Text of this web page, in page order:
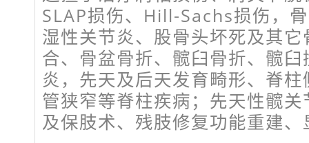
SLAP损伤、Hill-Sachs损伤，
湿性关节炎、股骨头坏死及其
合、骨盆骨折、髋臼骨折、髋
炎，先天及后天发育畸形、脊
管狭窄等脊柱疾病；先天性髋
及保肢术、残肢修复功能重建